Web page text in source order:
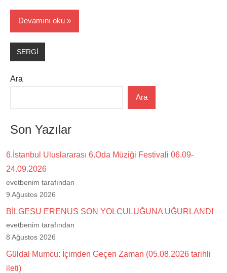
Devamını oku
SERGİ
Ara
Ara
Son Yazılar
6.İstanbul Uluslararası 6.Oda Müziği Festivali 06.09-
24.09.2026
evetbenim tarafından
9 Ağustos 2026
BİLGESU ERENUS SON YOLCULUĞUNA UĞURLANDI
evetbenim tarafından
8 Ağustos 2026
Güldal Mumcu: İçimden Geçen Zaman (05.08.2026 tarihli
ileti)